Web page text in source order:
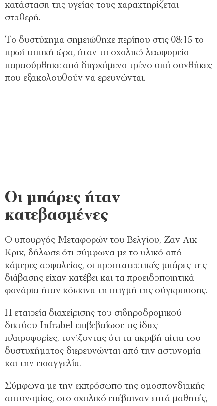
κατάσταση της υγείας τους χαρακτηρίζεται
σταθερή.
Το δυστύχημα σημειώθηκε περίπου στις 08:15 το
πρωί τοπική ώρα, όταν το σχολικό λεωφορείο
παρασύρθηκε από διερχόμενο τρένο υπό συνθήκες
που εξακολουθούν να ερευνώνται.
Οι μπάρες ήταν
κατεβασμένες
Ο υπουργός Μεταφορών του Βελγίου, Ζαν Λικ
Κρικ, δήλωσε ότι σύμφωνα με το υλικό από
κάμερες ασφαλείας, οι προστατευτικές μπάρες της
διάβασης είχαν κατέβει και τα προειδοποιητικά
φανάρια ήταν κόκκινα τη στιγμή της σύγκρουσης.
Η εταιρεία διαχείρισης του σιδηροδρομικού
δικτύου Infrabel επιβεβαίωσε τις ίδιες
πληροφορίες, τονίζοντας ότι τα ακριβή αίτια του
δυστυχήματος διερευνώνται από την αστυνομία
και την εισαγγελία.
Σύμφωνα με την εκπρόσωπο της ομοσπονδιακής
αστυνομίας, στο σχολικό επέβαιναν επτά μαθητές,